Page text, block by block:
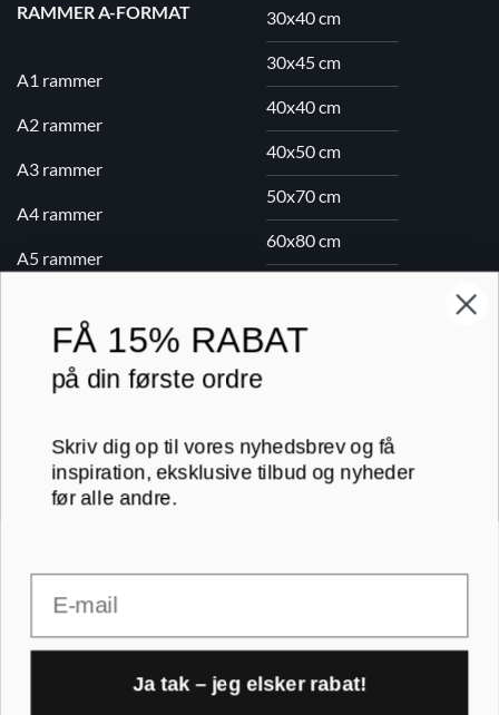
RAMMER A-FORMAT
A1 rammer
A2 rammer
A3 rammer
A4 rammer
A5 rammer
30x40 cm
30x45 cm
40x40 cm
40x50 cm
50x70 cm
60x80 cm
Printogrammer.dk · Navervej 21 · 8382 Hinnerup · CVR 40736166 ·
(+45) 8844 1630 · kundeservice@printogrammer.dk
© 2026 Printogrammer.dk
Pay
FÅ 15% RABAT
på din første ordre
Skriv dig op til vores nyhedsbrev og få
inspiration, eksklusive tilbud og nyheder
før alle andre.
Ja tak – jeg elsker rabat!